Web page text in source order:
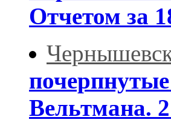
Отчетом за
Вельтмана.